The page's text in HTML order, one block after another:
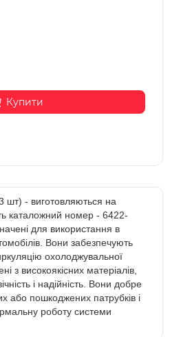
Купити
шт) - виготовляються на
каталожний номер - 6422-
для використання в
Вони забезпечують
охолоджувальної
з високоякісних матеріалів,
і надійність. Вони добре
або пошкоджених патрубків і
роботу системи